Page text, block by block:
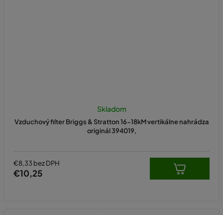
Vzduchový filter Briggs & Stratton 16-18kM vertikálne nahrádza
originál 394019,
Skladom
€8,33 bez DPH
€10,25